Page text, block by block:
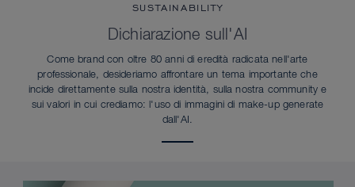
SUSTAINABILITY
Dichiarazione sull'AI
Come brand con oltre 80 anni di eredità radicata nell'arte
professionale, desideriamo affrontare un tema importante che
incide direttamente sulla nostra identità, sulla nostra community e
sui valori in cui crediamo: l'uso di immagini di make-up generate
dall'AI.